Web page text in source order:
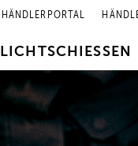
HÄNDLERPORTAL
LICHTSCHIESSEN